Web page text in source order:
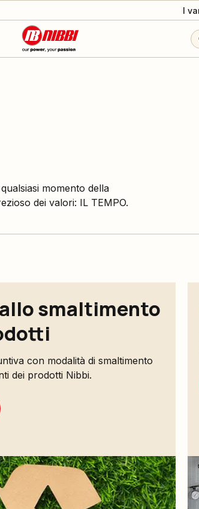
I
momento della
dei valori: IL TEMPO.
smaltimento
con modalità di smaltimento
dei prodotti Nibbi.